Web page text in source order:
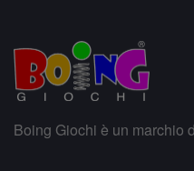
Boing Giochi è un marchio